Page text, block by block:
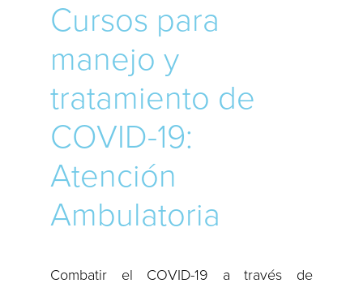
Cursos para
manejo y
tratamiento de
COVID-19:
Atención
Ambulatoria
Combatir el COVID-19 a través de